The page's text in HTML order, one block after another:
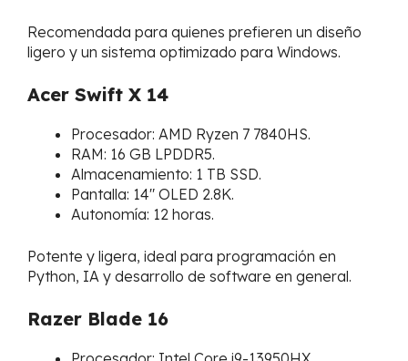
Recomendada para quienes prefieren un diseño
ligero y un sistema optimizado para Windows.
Acer Swift X 14
Procesador: AMD Ryzen 7 7840HS.
RAM: 16 GB LPDDR5.
Almacenamiento: 1 TB SSD.
Pantalla: 14″ OLED 2.8K.
Autonomía: 12 horas.
Potente y ligera, ideal para programación en
Python, IA y desarrollo de software en general.
Razer Blade 16